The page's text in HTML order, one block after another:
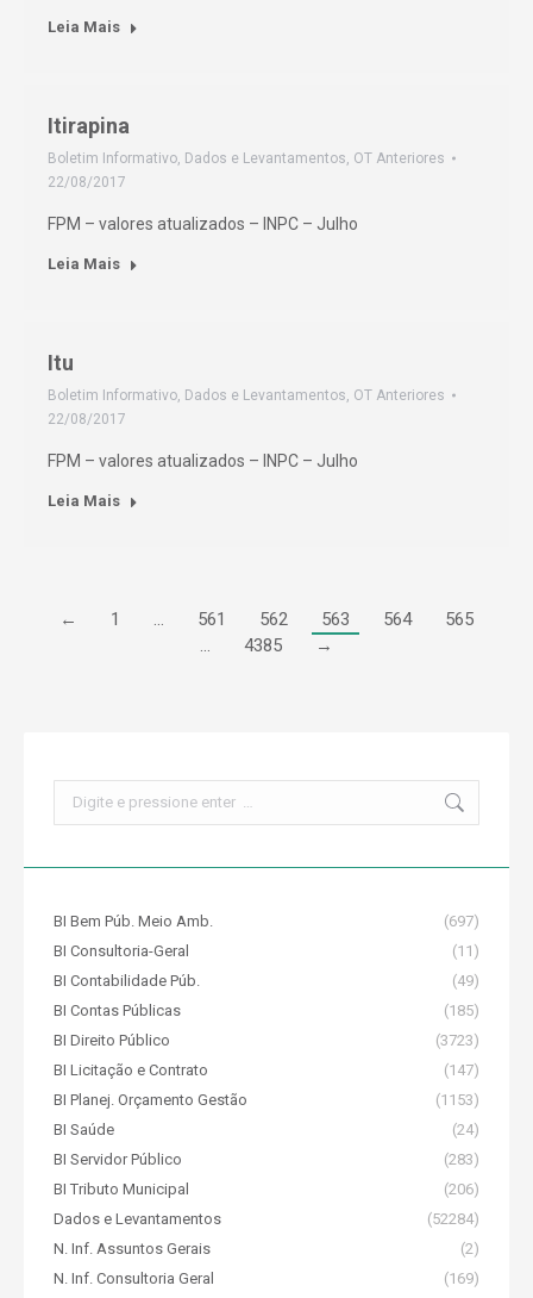
Leia Mais
Itirapina
Boletim Informativo, Dados e Levantamentos, OT Anteriores
22/08/2017
FPM – valores atualizados – INPC – Julho
Leia Mais
Itu
Boletim Informativo, Dados e Levantamentos, OT Anteriores
22/08/2017
FPM – valores atualizados – INPC – Julho
Leia Mais
← 1 … 561 562 563 564
565
…
4385 →
BI Bem Púb. Meio Amb.
(697)
BI Consultoria-Geral
(11)
BI Contabilidade Púb.
(49)
BI Contas Públicas
(185)
BI Direito Público
(3723)
BI Licitação e Contrato
(147)
BI Planej. Orçamento Gestão
(1153)
BI Saúde
(24)
BI Servidor Público
(283)
BI Tributo Municipal
(206)
Dados e Levantamentos
(52284)
N. Inf. Assuntos Gerais
(2)
N. Inf. Consultoria Geral
(169)